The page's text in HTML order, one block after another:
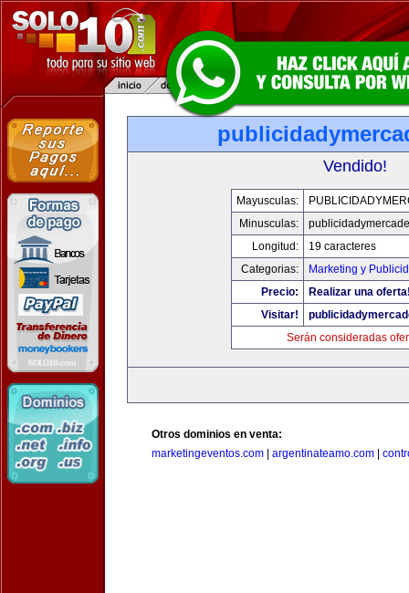
Vendido!
Mayusculas:
Minusculas:
Longitud:
19 caracteres
Categorias:
Marketing y
Precio:
Realizar una
Visitar!
Serán consideradas
Otros dominios en venta:
marketingeventos.com
argentinateamo.com